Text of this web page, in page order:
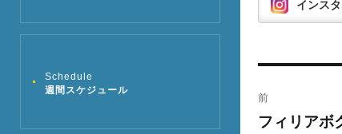
Schedule
週間スケジュール
インス
稿
前
過
フィリアボ